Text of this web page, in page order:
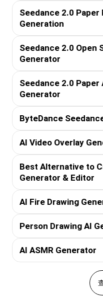
Seedance 2.0 Paper
Generation
Seedance 2.0 Open
Generator
Seedance 2.0 Paper
Generator
ByteDance
AI Video Overlay
Best Alternative to
Generator & Editor
AI Fire Drawing
Person Drawing AI
AI ASMR Generator